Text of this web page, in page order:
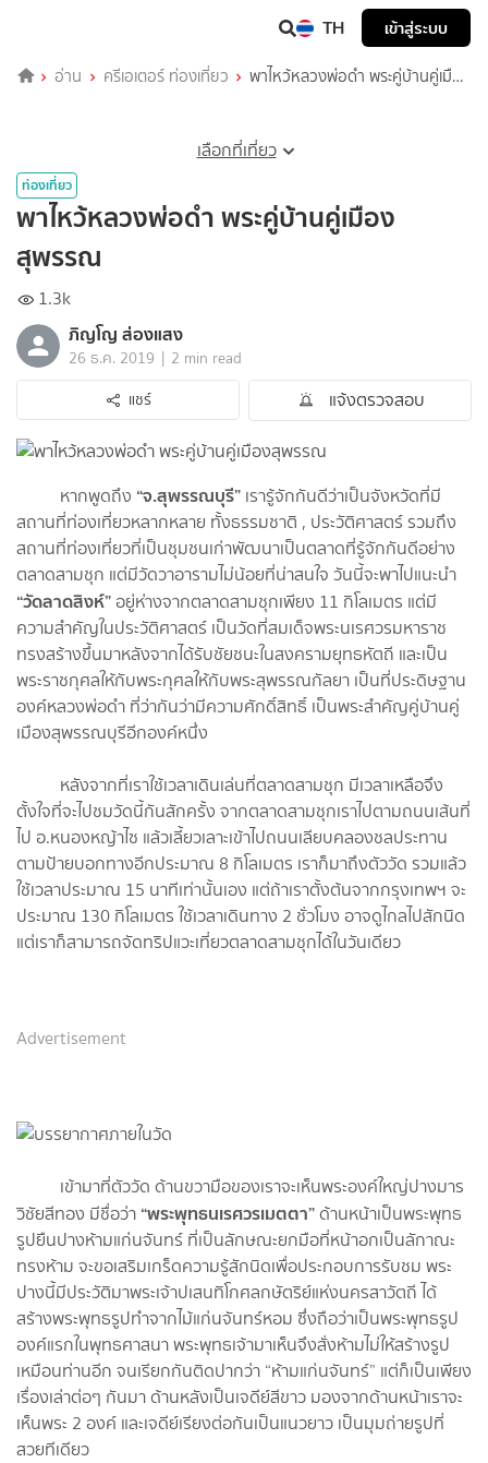
TH เข้าสู่ระบบ
อ่าน ครีเอเตอร์ ท่องเที่ยว
พาไหว้หลวงพ่อดำ พระคู่บ้านคู่เมือง
เลือกที่เที่ยว
ท่องเที่ยว
พาไหว้หลวงพ่อดำ พระคู่บ้านคู่เมือง
สุพรรณ
1.3k
ภิญโญ ส่องแสง
26 ธ.ค. 2019 | 2 min read
แชร์
แจ้งตรวจสอบ
หากพูดถึง “จ.สุพรรณบุรี” เรารู้จักกันดีว่าเป็นจังหวัดที่มี
สถานที่ท่องเที่ยวหลากหลาย ทั้งธรรมชาติ , ประวัติศาสตร์ รวมถึง
สถานที่ท่องเที่ยวที่เป็นชุมชนเก่าพัฒนาเป็นตลาดที่รู้จักกันดีอย่าง
ตลาดสามชุก แต่มีวัดวาอารามไม่น้อยที่น่าสนใจ วันนี้จะพาไปแนะนำ
“วัดลาดสิงห์”อยู่ห่างจากตลาดสามชุกเพียง 11 กิโลเมตร แต่มี
ความสำคัญในประวัติศาสตร์ เป็นวัดที่สมเด็จพระนเรศวรมหาราช
ทรงสร้างขึ้นมาหลังจากได้รับชัยชนะในสงครามยุทธหัตถี และเป็น
พระราชกุศลให้กับพระกุศลให้กับพระสุพรรณกัลยา เป็นที่ประดิษฐาน
องค์หลวงพ่อดำ ที่ว่ากันว่ามีความศักดิ์สิทธิ์ เป็นพระสำคัญคู่บ้านคู่
เมืองสุพรรณบุรีอีกองค์หนึ่ง
หลังจากที่เราใช้เวลาเดินเล่นที่ตลาดสามชุก มีเวลาเหลือจึง
ตั้งใจที่จะไปชมวัดนี้กันสักครั้ง จากตลาดสามชุกเราไปตามถนนเส้นที่
ไป อ.หนองหญ้าไซ แล้วเลี้ยวเลาะเข้าไปถนนเลียบคลองชลประทาน
ตามป้ายบอกทางอีกประมาณ 8 กิโลเมตร เราก็มาถึงตัววัด รวมแล้ว
ใช้เวลาประมาณ 15 นาทีเท่านั้นเอง แต่ถ้าเราตั้งต้นจากกรุงเทพฯ จะ
ประมาณ 130 กิโลเมตร ใช้เวลาเดินทาง 2 ชั่วโมง อาจดูไกลไปสักนิด
แต่เราก็สามารถจัดทริปแวะเที่ยวตลาดสามชุกได้ในวันเดียว
Advertisement
เข้ามาที่ตัววัด ด้านขวามือของเราจะเห็นพระองค์ใหญ่ปางมาร
วิชัยสีทอง มีชื่อว่า “พระพุทธนเรศวรเมตตา”ด้านหน้าเป็นพระพุทธ
รูปยืนปางห้ามแก่นจันทร์ ที่เป็นลักษณะยกมือที่หน้าอกเป็นลักาณะ
ทรงห้าม จะขอเสริมเกร็ดความรู้สักนิดเพื่อประกอบการรับชม พระ
ปางนี้มีประวัติมาพระเจ้าปเสนทิโกศลกษัตริย์แห่งนครสาวัตถี ได้
สร้างพระพุทธรูปทำจากไม้แก่นจันทร์หอม ซึ่งถือว่าเป็นพระพุทธรูป
องค์แรกในพุทธศาสนา พระพุทธเจ้ามาเห็นจึงสั่งห้ามไม่ให้สร้างรูป
เหมือนท่านอีก จนเรียกกันติดปากว่า “ห้ามแก่นจันทร์” แต่ก็เป็นเพียง
เรื่องเล่าต่อๆ กันมา ด้านหลังเป็นเจดีย์สีขาว มองจากด้านหน้าเราจะ
เห็นพระ 2 องค์ และเจดีย์เรียงต่อกันเป็นแนวยาว เป็นมุมถ่ายรูปที่
สวยทีเดียว